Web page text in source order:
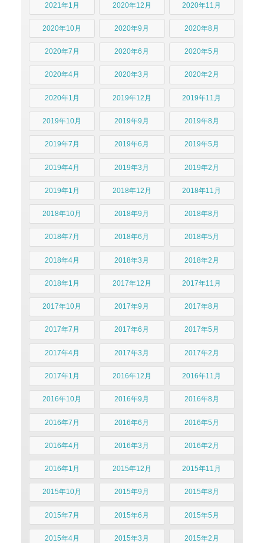
2021年1月 2020年12月 2020年11月
2020年10月 2020年9月 2020年8月
2020年7月 2020年6月 2020年5月
2020年4月 2020年3月 2020年2月
2020年1月 2019年12月 2019年11月
2019年10月 2019年9月 2019年8月
2019年7月 2019年6月 2019年5月
2019年4月 2019年3月 2019年2月
2019年1月 2018年12月 2018年11月
2018年10月 2018年9月 2018年8月
2018年7月 2018年6月 2018年5月
2018年4月 2018年3月 2018年2月
2018年1月 2017年12月 2017年11月
2017年10月 2017年9月 2017年8月
2017年7月 2017年6月 2017年5月
2017年4月 2017年3月 2017年2月
2017年1月 2016年12月 2016年11月
2016年10月 2016年9月 2016年8月
2016年7月 2016年6月 2016年5月
2016年4月 2016年3月 2016年2月
2016年1月 2015年12月 2015年11月
2015年10月 2015年9月 2015年8月
2015年7月 2015年6月 2015年5月
2015年4月 2015年3月 2015年2月